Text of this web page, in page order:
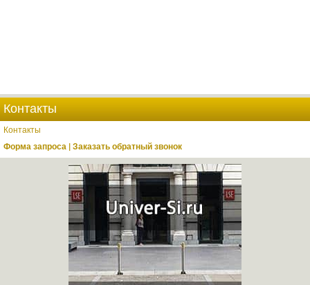
Контакты
Контакты
Форма запроса | Заказать обратный звонок